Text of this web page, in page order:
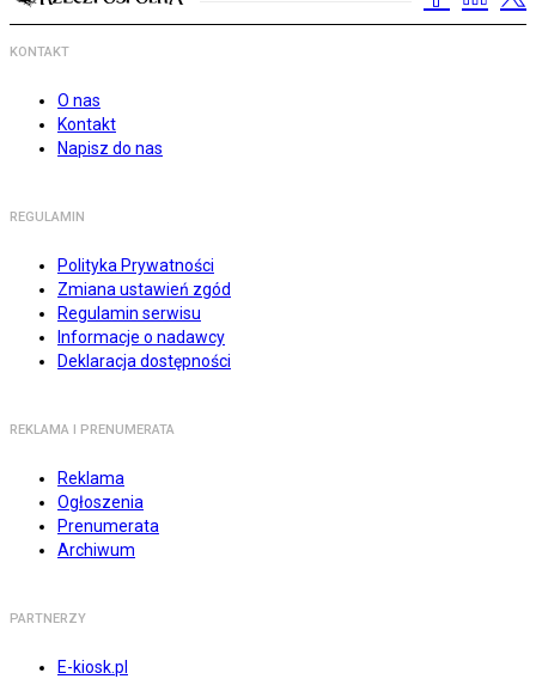
KONTAKT
O nas
Kontakt
Napisz do nas
REGULAMIN
Polityka Prywatności
Zmiana ustawień zgód
Regulamin serwisu
Informacje o nadawcy
Deklaracja dostępności
REKLAMA I PRENUMERATA
Reklama
Ogłoszenia
Prenumerata
Archiwum
PARTNERZY
E-kiosk.pl